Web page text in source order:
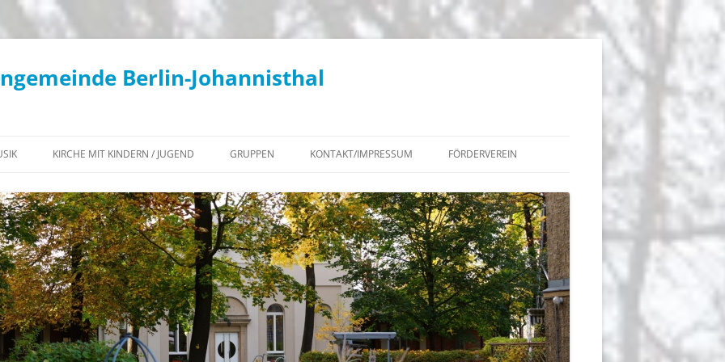
Berlin-Johannisthal
KIRCHE MIT KINDERN / JUGEND
KIKI – TERMINE
KONFIRMATION 2027
JUGEND – AKTUELLES
JG²
JUGEND – TERMINE
GRUPPEN
KLIMATEAM
BEGEGNUNGS-CAFÉ
KONTEMPLATIONSABENDE IN DER
KIRCHENGEMEINDE
JOHANNISTHAL
DIAKONISCHER ARBEITSKREIS
KONTAKT/IMPRESSUM FÖRDERVEREIN
TERMINE